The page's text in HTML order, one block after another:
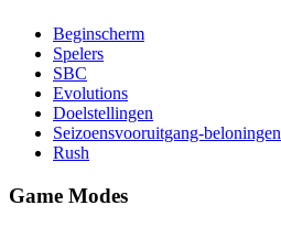
Beginscherm
Spelers
SBC
Evolutions
Doelstellingen
Seizoensvooruitgang-beloningen
Rush
Game Modes